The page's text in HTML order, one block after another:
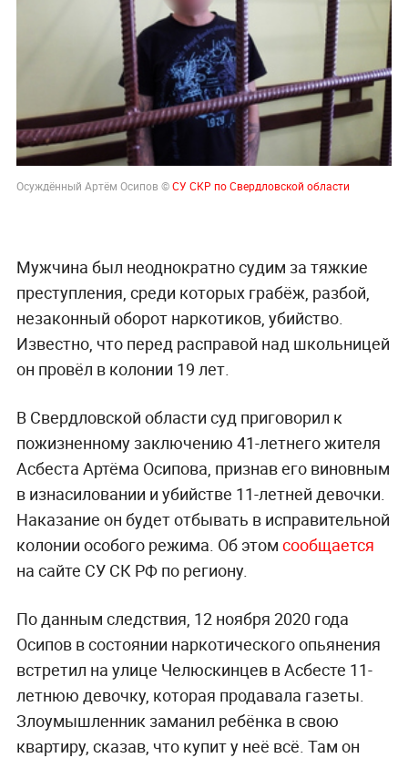
Осуждённый Артём Осипов ©СУ СКР по Свердловской области
Мужчина был неоднократно судим за тяжкие
преступления, среди которых грабёж, разбой,
незаконный оборот наркотиков, убийство.
Известно, что перед расправой над школьницей
он провёл в колонии 19 лет.
В Свердловской области суд приговорил к
пожизненному заключению 41-летнего жителя
Асбеста Артёма Осипова, признав его виновным
в изнасиловании и убийстве 11-летней девочки.
Наказание он будет отбывать в исправительной
колонии особого режима. Об этом сообщается
на сайте СУ СК РФ по региону.
По данным следствия, 12 ноября 2020 года
Осипов в состоянии наркотического опьянения
встретил на улице Челюскинцев в Асбесте 11-
летнюю девочку, которая продавала газеты.
Злоумышленник заманил ребёнка в свою
квартиру, сказав, что купит у неё всё. Там он